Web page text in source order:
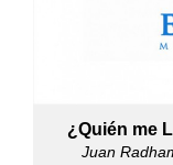
¿Quién me
Juan